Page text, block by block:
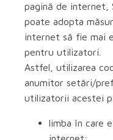
pagină de internet,
poate adopta
internet să fie mai
pentru utilizatori.
Astfel, utilizarea
anumitor setări/
utilizatorii acestei
limba în care